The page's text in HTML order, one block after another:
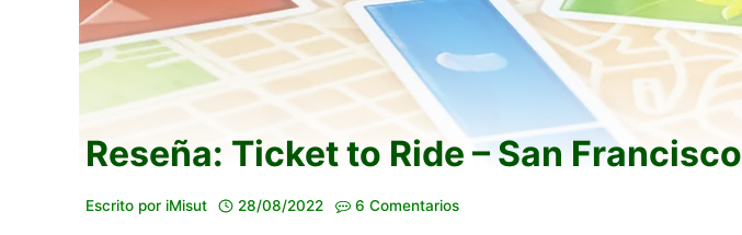
Reseña: Ticket to Ride – San Francisco
Escrito por iMisut 28/08/2022 6 Comentarios